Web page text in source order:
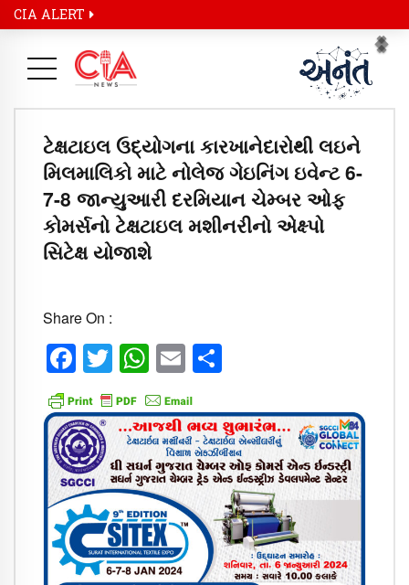
CIA ALERT
ટેક્ષટાઇલ ઉદ્યોગના કારખાનેદારોથી લઇને
મિલમાલિકો માટે નોલેજ ગેઇનિંગ ઇવેન્ટ 6-
7-8 જાન્યુઆરી દરમિયાન ચેમ્બર ઓફ
કોમર્સનો ટેક્ષટાઇલ મશીનરીનો એક્ષ્પો
સિટેક્ષ યોજાશે
Share On :
Facebook
Twitter
WhatsApp
Email